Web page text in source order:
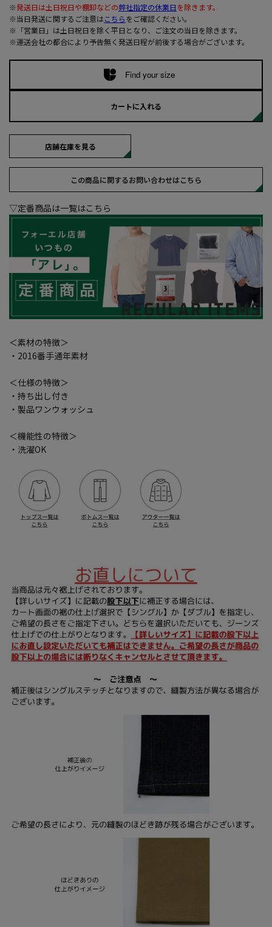
※発送日は土日祝日や棚卸などの弊社指定の休業日を除きます。
※当日発送に関するご注意はこちらをご確認ください。
※「営業日」は土日祝日を除く平日となり、ご注文の当日を除きます。
※運送会社の都合により予告無く発送日程が前後する場合がございます。
Find your size
カートに入れる
店舗在庫を見る
この商品に関するお問い合わせはこちら
▽定番商品は一覧はこちら
＜素材の特徴＞
・2016番手通年素材
＜仕様の特徴＞
・持ち出し付き
・製品ワンウォッシュ
＜機能性の特徴＞
・洗濯OK